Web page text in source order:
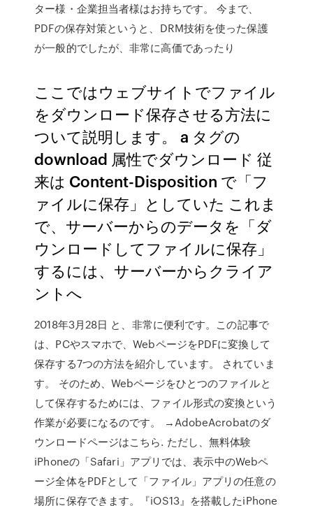
ター様・企業担当者様はお持ちです。 今まで、
PDFの保存対策というと、DRM技術を使った保護
が一般的でしたが、非常に高価であったり
ここではウェブサイトでファイル
をダウンロード保存させる方法に
ついて説明します。 a タグの
download 属性でダウンロード 従
来は Content-Disposition で「フ
ァイルに保存」としていた これま
で、サーバーからのデータを「ダ
ウンロードしてファイルに保存」
するには、サーバーからクライア
ントへ
2018年3月28日 と、非常に便利です。この記事で
は、PCやスマホで、WebページをPDFに変換して
保存する7つの方法を紹介しています。 されていま
す。 そのため、Webページをひとつのファイルと
して保存するためには、ファイル形式の変換という
作業が必要になるのです。 →AdobeAcrobatのダ
ウンロードページはこちら. ただし、無料体験
iPhoneの「Safari」アプリでは、表示中のWebペ
ージ全体をPDFとして「ファイル」アプリの任意の
場所に保存できます。『iOS13』を搭載したiPhone